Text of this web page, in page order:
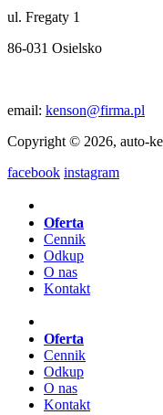
ul. Fregaty 1
86-031 Osielsko
email: kenson@firma.pl
Copyright © 2026, auto-
facebook instagram
Oferta
Cennik
Odkup
O nas
Kontakt
Oferta
Cennik
Odkup
O nas
Kontakt